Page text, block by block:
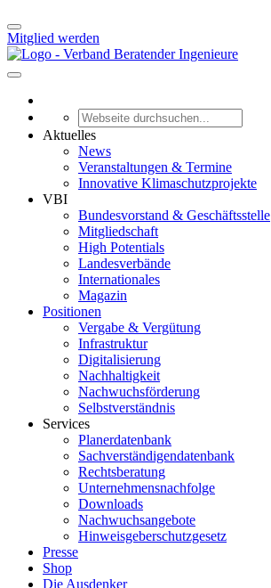
Mitglied werden
Aktuelles
News
Veranstaltungen & Termine
Innovative Klimaschutzprojekte
VBI
Bundesvorstand & Geschäftsstelle
Mitgliedschaft
High Potentials
Landesverbände
Internationales
Magazin
Positionen
Vergabe & Vergütung
Infrastruktur
Digitalisierung
Nachhaltigkeit
Nachwuchsförderung
Selbstverständnis
Services
Planerdatenbank
Sachverständigendatenbank
Rechtsberatung
Unternehmensnachfolge
Downloads
Nachwuchsangebote
Hinweisgeberschutzgesetz
Presse
Shop
Die Ausdenker